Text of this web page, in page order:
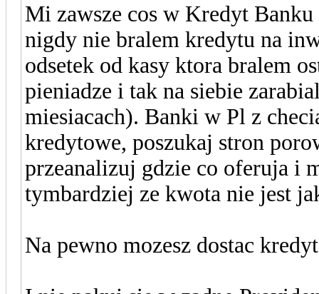
Mi zawsze cos w Kredyt
nigdy nie bralem kredytu na
odsetek od kasy ktora bralem
pieniadze i tak na siebie
miesiacach). Banki w Pl z
kredytowe, poszukaj stron
przeanalizuj gdzie co oferuja i
tymbardziej ze kwota nie jest
Na pewno mozesz dostac